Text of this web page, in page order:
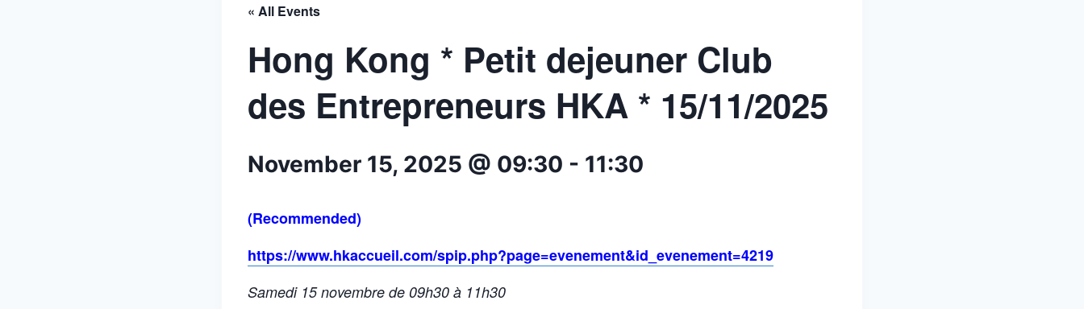
« All Events
Hong Kong * Petit dejeuner Club
des Entrepreneurs HKA * 15/11/2025
November 15, 2025 @ 09:30 - 11:30
(Recommended)
https://www.hkaccueil.com/spip.php?page=evenement&id_evenement=4219
Samedi 15 novembre de 09h30 à 11h30